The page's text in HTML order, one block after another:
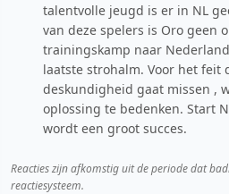
talentvolle jeugd is er in NL
van deze spelers is Oro geen
trainingskamp naar
laatste strohalm. Voor het feit
deskundigheid gaat missen ,
oplossing te bedenken. Start
wordt een groot succes.
Reacties zijn afkomstig uit de periode dat
reactiesysteem.